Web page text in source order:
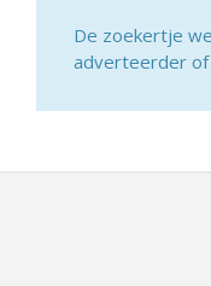
De zoekertje
adverteerder of